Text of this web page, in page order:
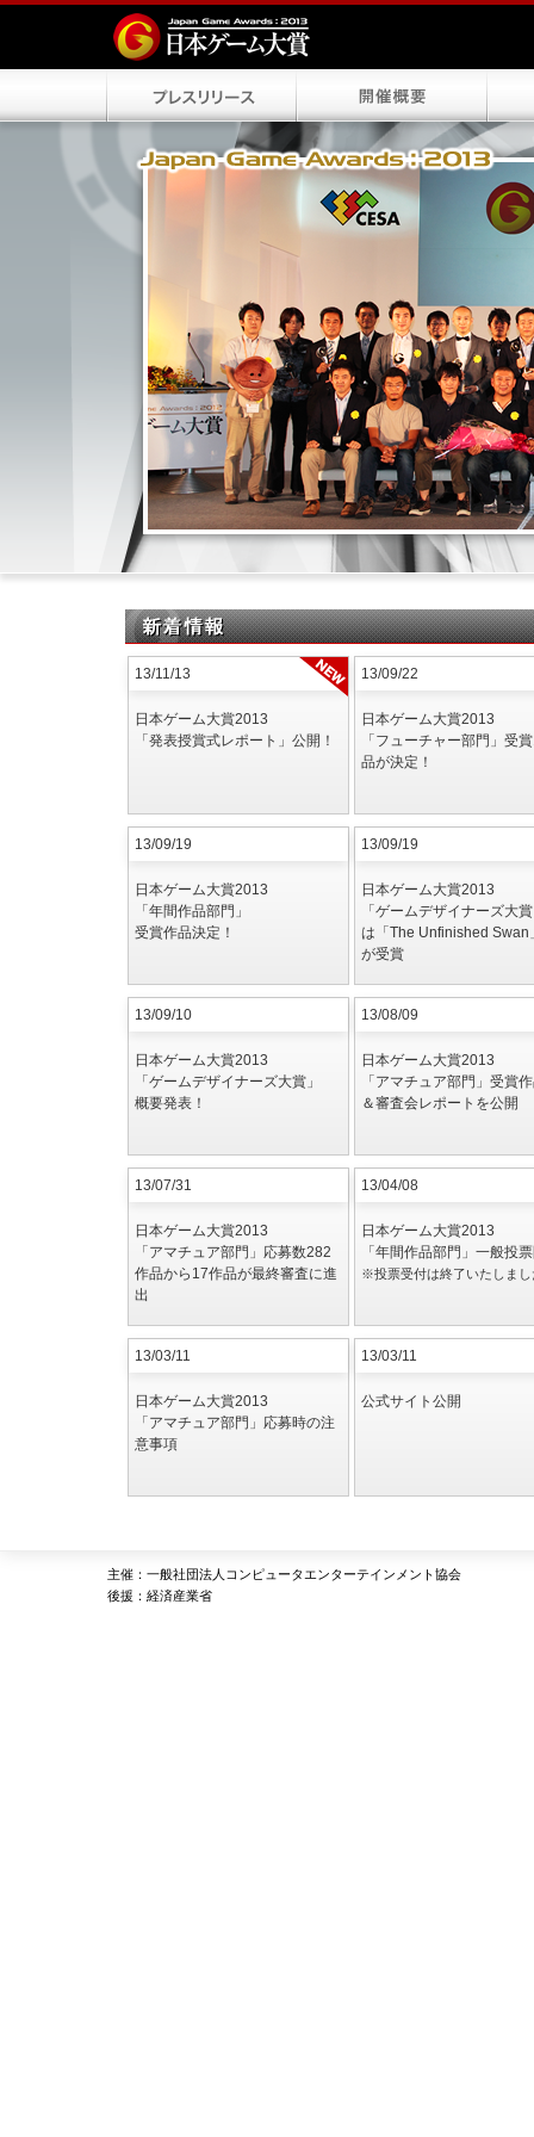
13/11/13
日本ゲーム大賞2013
「発表授賞式レポート」公開！
13/09/22
日本ゲーム大賞2013
「フューチャー部門」受
品が決定！
13/09/19
日本ゲーム大賞2013
「年間作品部門」
受賞作品決定！
13/09/19
日本ゲーム大賞2013
「ゲームデザイナーズ大
は「The Unfinished Swan
が受賞
13/09/10
日本ゲーム大賞2013
「ゲームデザイナーズ大賞」
概要発表！
13/08/09
日本ゲーム大賞2013
「アマチュア部門」受賞
＆審査会レポートを公開
13/07/31
日本ゲーム大賞2013
「アマチュア部門」応募数282
作品から17作品が最終審査に進
出
13/04/08
日本ゲーム大賞2013
「年間作品部門」一般投
※投票受付は終了いたしまし
13/03/11
日本ゲーム大賞2013
「アマチュア部門」応募時の注
意事項
13/03/11
公式サイト公開
主催：一般社団法人コンピュータエンターテインメント協会
後援：経済産業省